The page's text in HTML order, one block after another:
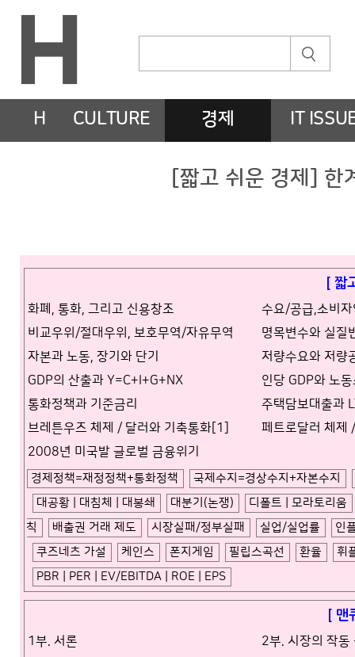
H CULTURE 경제 IT
[짧고 쉬운 경제]
[ 짧
화폐, 통화, 그리고 신용창조
수요/공급,소비
비교우위/절대우위, 보호무역/자유무역
명목변수와 실질
자본과 노동, 장기와 단기
저량수요와 저량
GDP의 산출과 Y=C+I+G+NX
인당 GDP와 노
통화정책과 기준금리
주택담보대출과
브레튼우즈 체제 / 달러와 기축통화[1]
페트로달러 체제
2008년 미국발 글로벌 금융위기
경제정책=재정정책+통화정책
국제수지=경상수지+자본수지
대공황 | 대침체 | 대봉쇄
대분기(논쟁)
디폴트 | 모라토리움
칙
배출권 거래 제도 시장실패/정부실패 실업/실업률
인
쿠즈네츠 가설
케인스 폰지게임 필립스곡선 환율
휘
PBR | PER | EV/EBITDA | ROE | EPS
[ 맨
1부. 서론
2부. 시장의 작동